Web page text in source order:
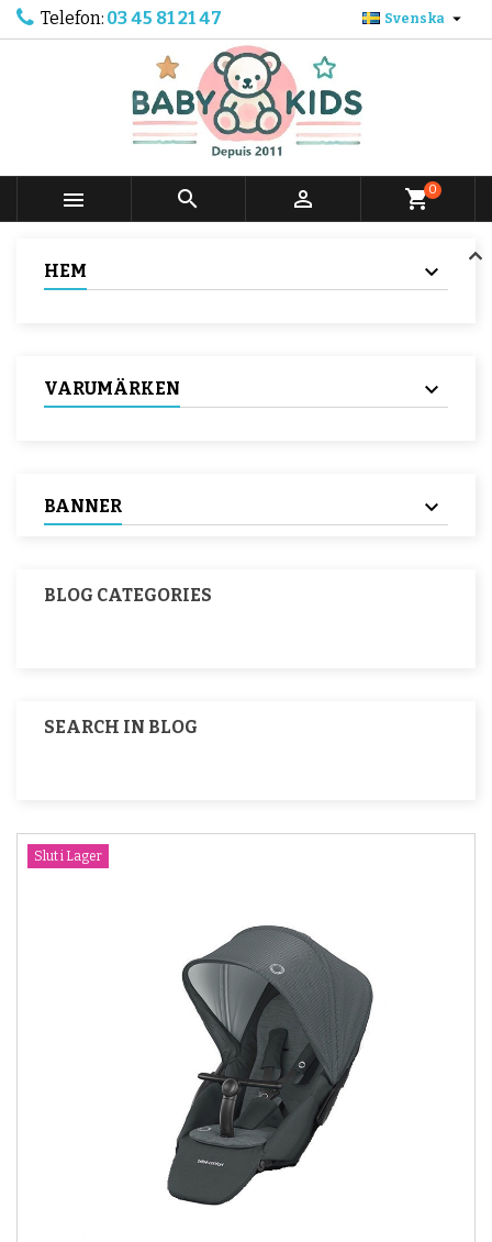
Telefon: 03 45 81 21 47 Svenska 
   shopping_cart0
HEM
VARUMÄRKEN
BANNER
BLOG CATEGORIES
SEARCH IN BLOG
Slut i Lager